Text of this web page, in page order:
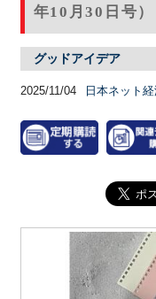
年10月30日号）
グッドアイデア
2025/11/04 日本ネット